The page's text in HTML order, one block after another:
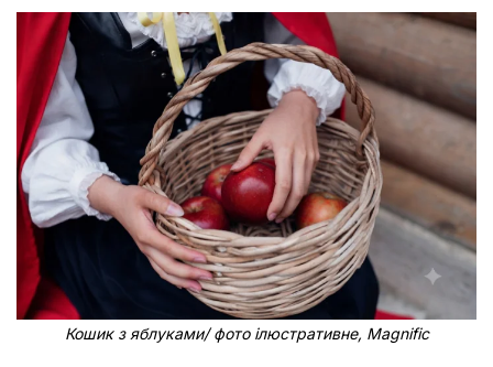
Кошик з яблуками/ фото ілюстративне, Magnific